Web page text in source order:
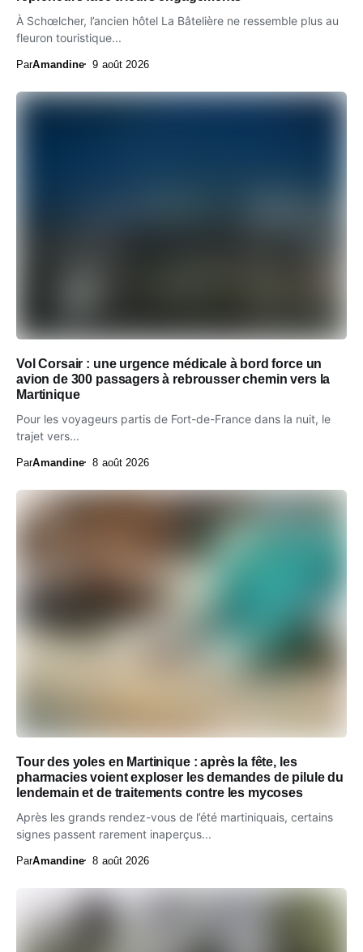
À Schœlcher, l’ancien hôtel La Bâtelière ne ressemble plus au
fleuron touristique...
ParAmandine 9 août 2026
Vol Corsair : une urgence médicale à bord force un
avion de 300 passagers à rebrousser chemin vers la
Martinique
Pour les voyageurs partis de Fort-de-France dans la nuit, le
trajet vers...
ParAmandine 8 août 2026
Tour des yoles en Martinique : après la fête, les
pharmacies voient exploser les demandes de pilule du
lendemain et de traitements contre les mycoses
Après les grands rendez-vous de l’été martiniquais, certains
signes passent rarement inaperçus...
ParAmandine 8 août 2026